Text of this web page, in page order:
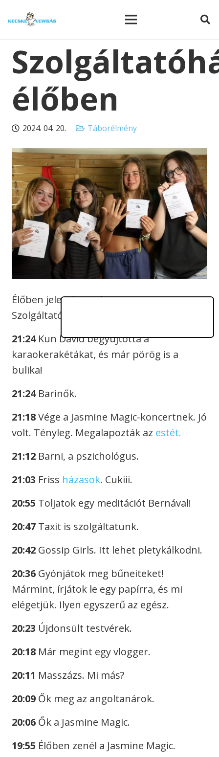
élőben
2024. 04. 20. Táborélmény
Élőben jelentkezünk a ma esti
Szolgáltatóházból.
21:24Kun Dávid begyújtotta a
karaokerakétákat, és már pörög is a
bulika!
21:24Barinők.
21:18Vége a Jasmine Magic-koncertnek. Jó
volt. Tényleg. Megalapozták az estét.
21:12 Barni, a pszichológus.
21:03 Friss házasok. Cukiii.
20:55 Toljatok egy meditációt Bernával!
20:47 Taxit is szolgáltatunk.
20:42 Gossip Girls. Itt lehet pletykálkodni.
20:36 Gyónjátok meg bűneiteket!
Mármint, írjátok le egy papírra, és mi
elégetjük. Ilyen egyszerű az egész.
20:23 Újdonsült testvérek.
20:18 Már megint egy vlogger.
20:11 Masszázs. Mi más?
20:09 Ők meg az angoltanárok.
20:06 Ők a Jasmine Magic.
19:55 Élőben zenél a Jasmine Magic.